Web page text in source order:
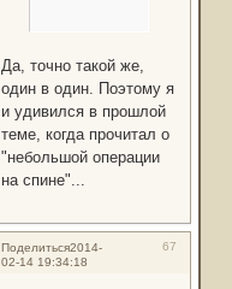
Да, точно такой же,
один в один. Поэтому я
и удивился в прошлой
теме, когда прочитал о
"небольшой операции
на спине"...
Поделиться 67
2014-
02-14 19:34:18